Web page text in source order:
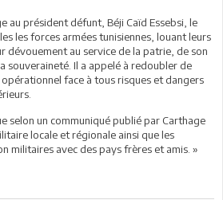
au président défunt, Béji Caïd Essebsi, le
les forces armées tunisiennes, louant leurs
dévouement au service de la patrie, de son
souveraineté. Il a appelé à redoubler de
face à tous risques et dangers
selon un communiqué publié par Carthage
locale et régionale ainsi que les
militaires avec des pays frères et amis. »